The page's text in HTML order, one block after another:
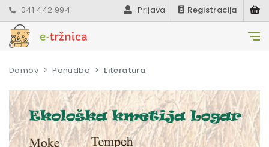
041 442 994 Prijava Registracija
Domov Ponudba Literatura